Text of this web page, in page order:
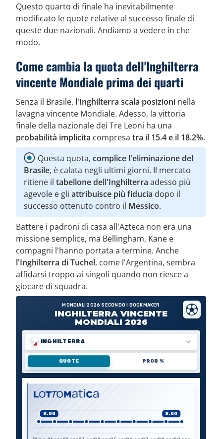
Questo quarto di finale ha inevitabilmente
modificato le quote relative al successo finale di
queste due nazionali. Andiamo a vedere in che
modo.
Come cambia la quota dell'Inghilterra
vincente Mondiale prima dei quarti
Senza il Brasile, l'Inghilterra scala posizioni nella
lavagna vincente Mondiale. Adesso, la vittoria
finale della nazionale dei Tre Leoni ha una
probabilità implicita compresa tra il 15.4 e il 18.2%.
Questa quota, complice l'eliminazione del
Brasile, è calata negli ultimi giorni. Il mercato
ritiene il tabellone dell'Inghilterra adesso più
agevole e gli attribuisce più fiducia dopo il
successo ottenuto contro il Messico.
Battere i padroni di casa all'Azteca non era una
missione semplice, ma Bellingham, Kane e
compagni l'hanno portata a termine. Anche
l'Inghilterra di Tuchel, come l'Argentina, sembra
affidarsi troppo ai singoli quando non riesce a
giocare di squadra.